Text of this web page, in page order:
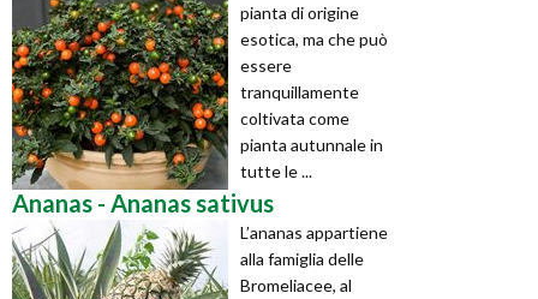
pianta di origine
esotica, ma che può
essere
tranquillamente
coltivata come
pianta autunnale in
tutte le ...
Ananas - Ananas sativus
L’ananas appartiene
alla famiglia delle
Bromeliacee, al